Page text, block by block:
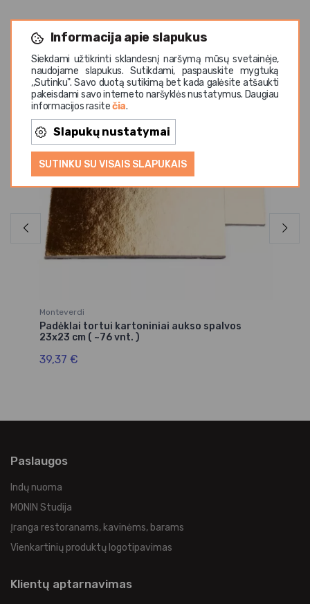
Informacija apie slapukus
Siekdami užtikrinti sklandesnį naršymą mūsų svetainėje,
naudojame slapukus. Sutikdami, paspauskite mygtuką
,,Sutinku". Savo duotą sutikimą bet kada galėsite atšaukti
pakeisdami savo interneto naršyklės nustatymus. Daugiau
informacijos rasitečia.
Slapukų nustatymai
SUTINKU SU VISAIS SLAPUKAIS
Panašios prekės
Monteverdi
Padėklai tortui kartoniniai aukso spalvos
23x23 cm ( ~76 vnt. )
39,37 €
Paslaugos
Indų nuoma
MONIN Studija
Įranga restoranams, kavinėms, barams
Vienkartinių produktų logotipavimas
Klientų aptarnavimas